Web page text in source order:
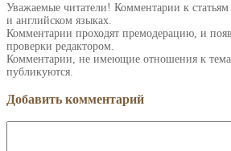
Уважаемые читатели! Комментарии к
и английском языках.
Комментарии проходят премодерацию, и
проверки редактором.
Комментарии, не имеющие отношения к
публикуются.
Добавить комментарий